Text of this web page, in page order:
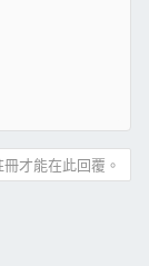
才能在此回覆。